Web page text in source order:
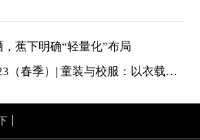
蕉下明确“轻量化”布局
春季）| 童装与校服：以衣载道，以美育人